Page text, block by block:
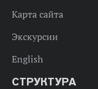
Карта сайта
Экскурсии
English
СТРУКТУРА